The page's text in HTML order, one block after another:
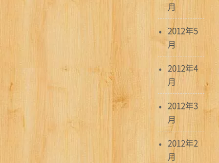
月
2012年5
月
2012年4
月
2012年3
月
2012年2
月